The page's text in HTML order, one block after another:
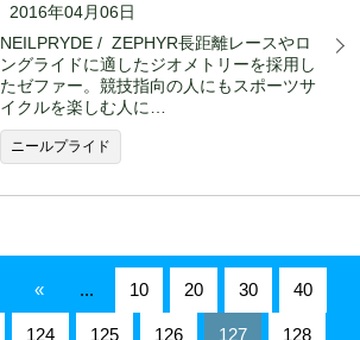
2016年04月06日
NEILPRYDE / ZEPHYR長距離レースやロ
ングライドに適したジオメトリーを採用し
たゼファー。競技指向の人にもスポーツサ
イクルを楽しむ人に…
ニールプライド
« ... 10 20 30 40
124 125 126 127 128